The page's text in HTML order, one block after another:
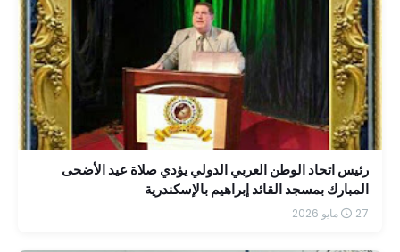
رئيس اتحاد الوطن العربي الدولي يؤدي صلاة عيد الأضحى
المبارك بمسجد القائد إبراهيم بالإسكندرية
27 مايو 2026